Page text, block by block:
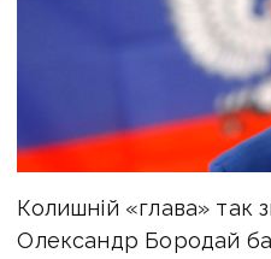
Колишній «глава» так
Олександр Бородай